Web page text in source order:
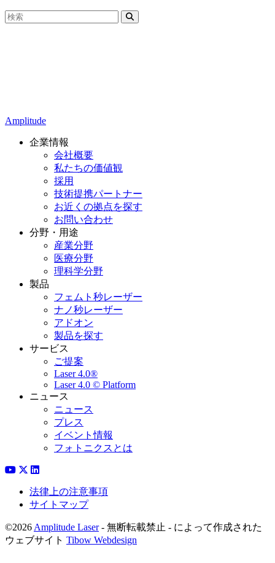
Amplitude
企業情報
会社概要
私たちの価値観
採用
技術提携パートナー
お近くの拠点を探す
お問い合わせ
分野・用途
産業分野
医療分野
理科学分野
製品
フェムト秒レーザー
ナノ秒レーザー
アドオン
製品を探す
サービス
ご提案
Laser 4.0®
Laser 4.0 © Platform
ニュース
ニュース
プレス
イベント情報
フォトニクスとは
法律上の注意事項
サイトマップ
©2026 Amplitude Laser- 無断転載禁止 - によって作成された
ウェブサイト Tibow Webdesign